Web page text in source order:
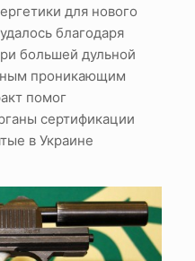
для нового
благодаря
большей дульной
проникающим
помог
сертификации
в Украине